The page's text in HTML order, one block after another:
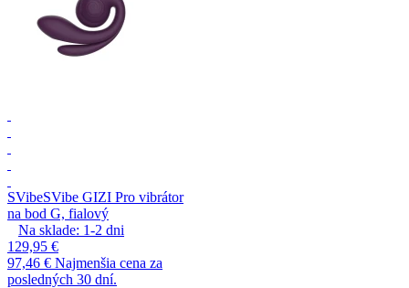
SVibeSVibe GIZI Pro vibrátor
na bod G, fialový
Na sklade: 1-2 dni
129,95 €
97,46 € Najmenšia cena za
posledných 30 dní.